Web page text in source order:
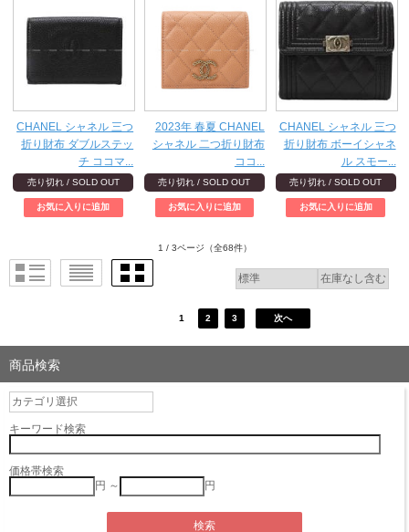
CHANEL シャネル 三つ
折り財布 ダブルステッ
チ ココマ...
売り切れ / SOLD OUT
2023年 春夏 CHANEL
シャネル 二つ折り財布
ココ...
売り切れ / SOLD OUT
CHANEL シャネル 三つ
折り財布 ボーイシャネ
ル スモー...
売り切れ / SOLD OUT
1 / 3ページ （全68件）
1 2 3 次へ
商品検索
キーワード検索
価格帯検索
円 ～
円